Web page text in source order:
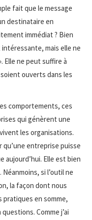
fait que le message
destinataire en
immédiat ? Bien
mais elle ne
Elle ne peut suffire à
ouverts dans les
comportements, ces
qui génèrent une
les organisations.
qu’une entreprise puisse
aujourd’hui. Elle est bien
si l’outil ne
la façon dont nous
pratiques en somme,
Comme j’ai